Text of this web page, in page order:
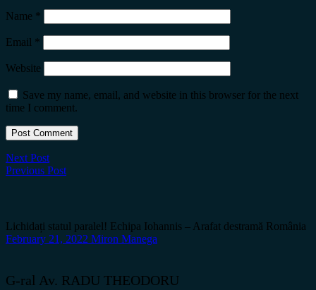
Name *
Email *
Website
Save my name, email, and website in this browser for the next
time I comment.
Next Post
Previous Post
Lichidați statul paralel! Echipa Iohannis – Arafat destramă România
February 21, 2022 Miron Manega
G-ral Av. RADU THEODORU